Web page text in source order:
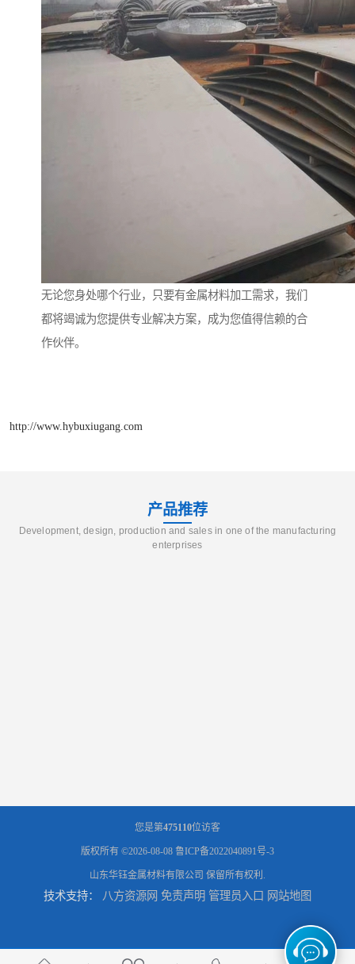
无论您身处哪个行业，只要有金属材料加工需求，我们
都将竭诚为您提供专业解决方案，成为您值得信赖的合
作伙伴。
http://www.hybuxiugang.com
产品推荐
Development, design, production and sales in one of the manufacturing
enterprises
您是第475110位访客
版权所有 ©2026-08-08 鲁ICP备2022040891号-3
山东华钰金属材料有限公司 保留所有权利.
技术支持： 八方资源网 免责声明 管理员入口 网站地图